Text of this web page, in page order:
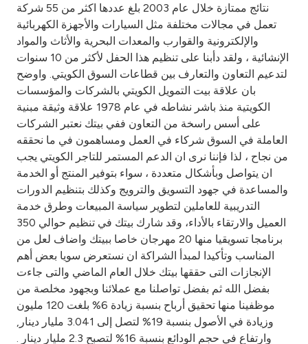
Malaysia
Turkey
Egypt
UK
Kingdom of Bahrain
نتائج ممتازة خلال عام 2003 بلغ عددها اكثر من 55 شركة
تعمل في مجالات مختلفة مثل السيارات والأجهزة الكهربائية
والإلكترونية والقوارب والمعدات البحرية والأثاث والمواد
الإنشائية ، ولقد دأبنا على تنظيم هذا الحفل لأكثر من 10 سنوات
لتدعيم التعاون والتعارف بين قطاعات السوق الكويتي. واوضح
بان علاقة بيت التمويل الكويتي بالشركات والمؤسسات
الكويتية منذ باشر نشاطه في عام 1978 علاقة وثيقة مبنية
على أسس راسخة من التعاون ففي بيتك نعتبر الشركات
العاملة في السوق شركاء في العمل ومساهمون في ما نحققه
من نجاح ، لذا فإننا نرى ان الدعم المستمر للتاجر الكويتي يجب
ان يتواصل وبأشكال متعددة ، سواء بتوفير المنتج أو الخدمة
والمساعدة في جهود التسويق والترويج وكذلك بتنظيم الدورات
التدريبية للعاملين لتطوير سياسة المبيعات وطرق خدمة
العميل والارتقاء بالأداء، وقد شارك بيتك في تنظيم حوالي 350
برنامجا تسويقيا منها 20 مهرجان خاصا ببيتك واضاف لعل من
المناسب وتأكيدا لمبدأ الشراكة ان نستعرض سويا بعض أهم
الإنجازات التى حققها بيتك خلال العام الماضي والتى جاءت
بفضل الله ثم بفضل تواصلنا مع عملائنا وبجهود مخلصة من
موظفينا منها تحقيق أرباح بنسبة زيادة 6% بلغت 120 مليون
وزيادة في الأصول بنسبة 19% لتصل إلى 3.041 مليار دينار,
وارتفاع في حجم الودائع بنسبة 16% لتصبح 2.3 مليار دينار .